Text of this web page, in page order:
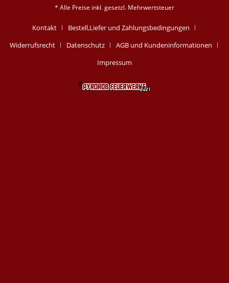
* Alle Preise inkl. gesetzl. Mehrwertsteuer
Kontakt
Bestell,Liefer und Zahlungsbedingungen
Widerrufsrecht
Datenschutz
AGB und Kundeninformationen
Impressum